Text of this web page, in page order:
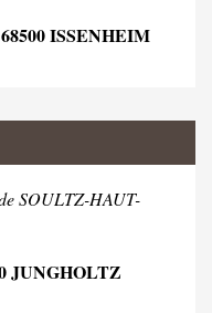
ISSENHEIM
SOULTZ-HAUT-
JUNGHOLTZ